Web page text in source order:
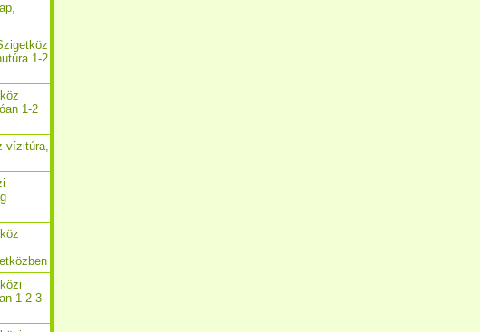
1-2
1-2
vízitúra,
1-2-3-